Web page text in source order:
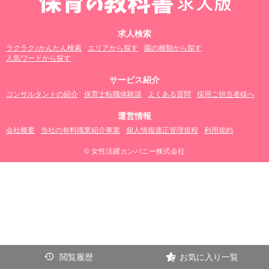
求人検索
ラクラク♪かんたん検索 エリアから探す
園の種類から探す
人気ワードから探す
サービス紹介
コンサルタントの紹介 保育士転職体験談 よくある質問 採用ご担当者様へ
運営情報
会社概要 当社の有料職業紹介事業 個人情報適正管理規程 利用規約
© 女性活躍カンパニー株式会社
閲覧履歴 お気に入り一覧